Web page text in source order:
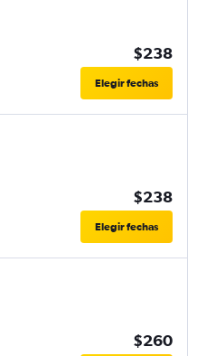
$238
Elegir fechas
$238
Elegir fechas
$260